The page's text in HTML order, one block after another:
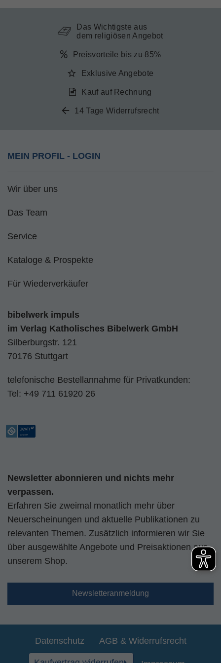
Das Wichtigste aus
dem religiösen Angebot
Preisvorteile bis zu 85%
Exklusive Angebote
Kauf auf Rechnung
14 Tage Widerrufsrecht
MEIN PROFIL - LOGIN
Wir über uns
Das Team
Service
Kataloge & Prospekte
Für Wiederverkäufer
bibelwerk impuls
im Verlag Katholisches Bibelwerk GmbH
Silberburgstr. 121
70176 Stuttgart
telefonische Bestellannahme für Privatkunden:
Tel: +49 711 61920 26
Newsletter abonnieren und nichts mehr
verpassen.
Erfahren Sie zweimal monatlich mehr über
Neuerscheinungen und aktuelle Publikationen zu
relevanten Themen. Zusätzlich informieren wir Sie
über ausgewählte Angebote und Preisaktionen aus
unserem Shop.
Newsletteranmeldung
Datenschutz AGB & Widerrufsrecht